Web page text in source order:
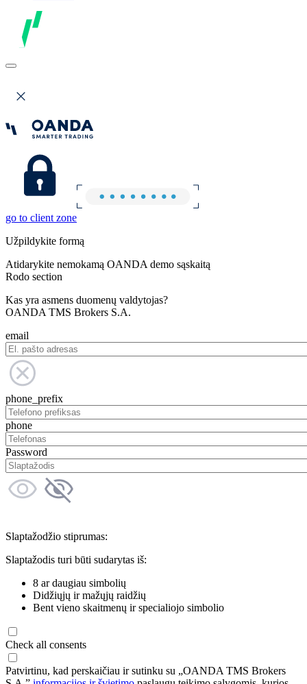
go to client zone
Užpildykite formą
Atidarykite nemokamą OANDA demo sąskaitą
Rodo section
Kas yra asmens duomenų valdytojas?
OANDA TMS Brokers S.A.
email
phone_prefix
phone
Password
Slaptažodžio stiprumas:
Slaptažodis turi būti sudarytas iš:
8 ar daugiau simbolių
Didžiųjų ir mažųjų raidžių
Bent vieno skaitmenų ir specialiojo simbolio
Check all consents
Patvirtinu, kad perskaičiau ir sutinku su „OANDA TMS Brokers